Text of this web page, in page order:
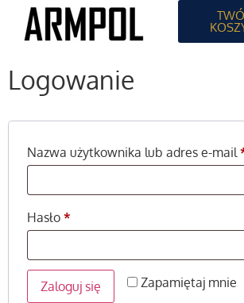
Logowanie
Nazwa użytkownika lub adres e-mail
Hasło *
Zapamiętaj mnie
Zaloguj się